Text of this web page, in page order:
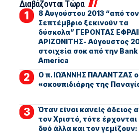
Διαβάζονται Τώρα
8 Αυγούστου 2013 “από τον
Σεπτέμβριο ξεκινούν τα
δύσκολα” ΓΕΡΟΝΤΑΣ
ΑΡΙΖΟΝΙΤΗΣ- Αύγουστος
στοιχεία σοκ από την
America
Ο π. ΙΩΆΝΝΗΣ ΠΑΛΑΝΤΖΑΣ ο
«σκουπιδιάρης της
Όταν είναι κανείς άδειος
τον Χριστό, τότε έρχονται
δυό άλλα και τον γεμίζουν: